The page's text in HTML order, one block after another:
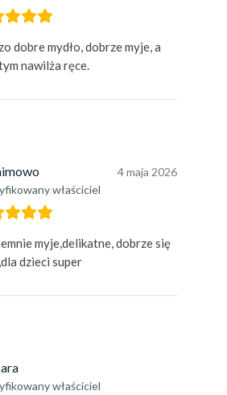
dobre mydło, dobrze myje, a
nawilża ręce.
właściciel
4 maja 2026
myje,delikatne, dobrze się
dzieci super
właściciel